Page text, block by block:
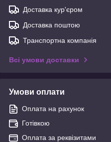
Доставка кур'єром
Доставка поштою
Транспортна компанія
Всі умови доставки
Умови оплати
Оплата на рахунок
Готівкою
Оплата за реквізитами